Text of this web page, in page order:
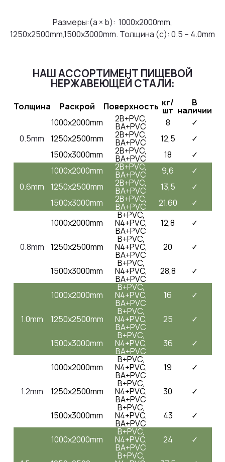
Размеры:(a × b): 1000x2000mm,
1250x2500mm,1500x3000mm. Толщина (с): 0.5 – 4.0mm
НАШ АССОРТИМЕНТ ПИЩЕВОЙ
НЕРЖАВЕЮЩЕЙ СТАЛИ:
Толщина Раскрой Поверхность кг/
шт
В
наличии
0.5mm
1000x2000mm 2B+PVC,
BA+PVC 8
✓
1250x2500mm
2B+PVC,
BA+PVC 12,5
✓
1500x3000mm
2B+PVC,
BA+PVC 18 ✓
0.6mm
1000x2000mm 2B+PVC,
BA+PVC 9,6
✓
1250x2500mm
2B+PVC,
BA+PVC 13,5
✓
1500x3000mm
2B+PVC,
BA+PVC 21.60 ✓
0.8mm
1000x2000mm
B+PVC,
N4+PVC,
BA+PVC
12,8 ✓
1250x2500mm
B+PVC,
N4+PVC,
BA+PVC
20 ✓
1500x3000mm
B+PVC,
N4+PVC,
BA+PVC
28,8 ✓
1.0mm
1000x2000mm
B+PVC,
N4+PVC,
BA+PVC
16 ✓
1250x2500mm
B+PVC,
N4+PVC,
BA+PVC
25 ✓
1500x3000mm
B+PVC,
N4+PVC,
BA+PVC
36 ✓
1.2mm
1000x2000mm
B+PVC,
N4+PVC,
BA+PVC
19 ✓
1250x2500mm
B+PVC,
N4+PVC,
BA+PVC
30 ✓
1500x3000mm
B+PVC,
N4+PVC,
BA+PVC
43 ✓
1000x2000mm
B+PVC,
N4+PVC,
BA+PVC
24 ✓
B+PVC,